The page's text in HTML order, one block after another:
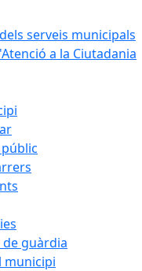
serveis municipals
a la Ciutadania
de guàrdia
municipi